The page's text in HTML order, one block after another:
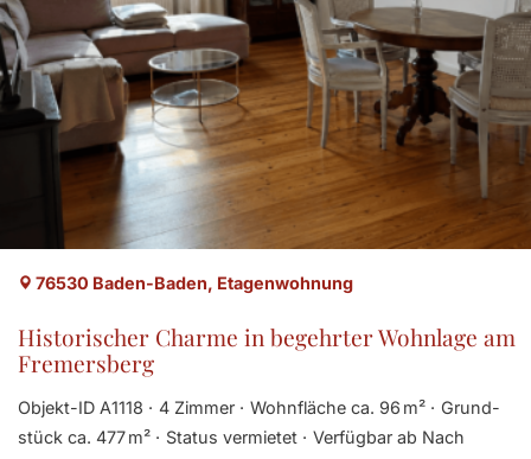
76530 Baden-Baden, Etagenwohnung
Historischer Charme in begehrter Wohnlage am
Fremersberg
Objekt-ID A1118 4 Zimmer Wohnfläche ca. 96 m²
Grund­
stück ca. 477 m²
Status vermietet
Verfügbar ab Nach